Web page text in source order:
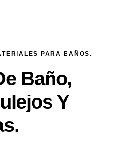
PARA BAÑOS.
Baño,
Y